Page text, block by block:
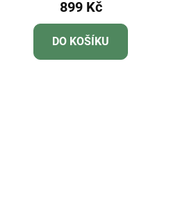
produktu
je
5,0
z
899 Kč
DO KOŠÍKU